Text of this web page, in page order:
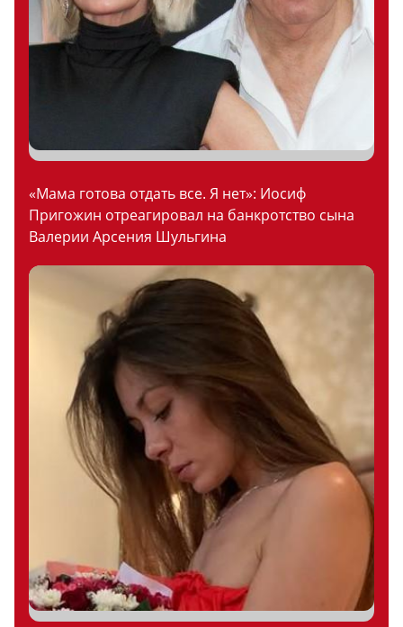
«Мама готова отдать все. Я нет»: Иосиф
Пригожин отреагировал на банкротство сына
Валерии Арсения Шульгина